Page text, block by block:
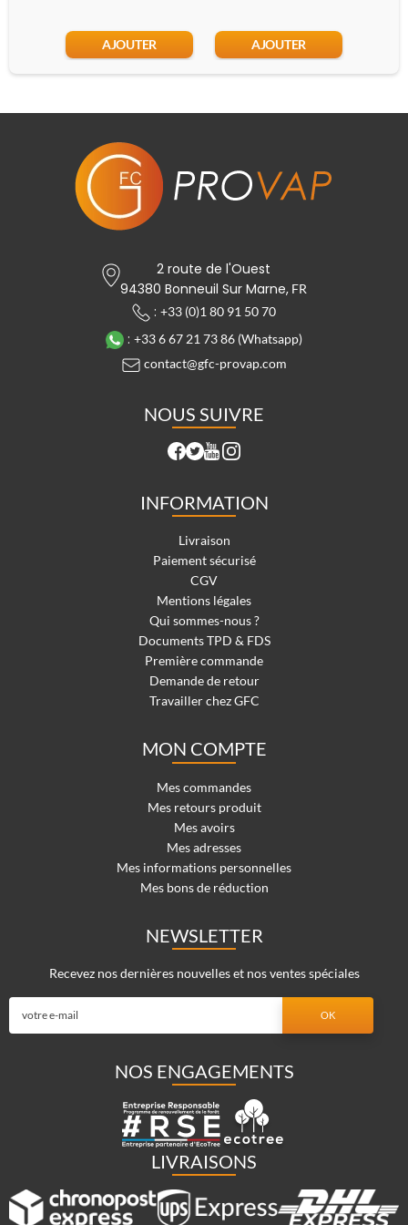
AJOUTER AJOUTER
2 route de l'Ouest
94380 Bonneuil Sur Marne,FR
: +33 (0)1 80 91 50 70
: +33 6 67 21 73 86 (Whatsapp)
contact@gfc-provap.com
NOUS SUIVRE
INFORMATION
Livraison
Paiement sécurisé
CGV
Mentions légales
Qui sommes-nous ?
Documents TPD & FDS
Première commande
Demande de retour
Travailler chez GFC
MON COMPTE
Mes commandes
Mes retours produit
Mes avoirs
Mes adresses
Mes informations personnelles
Mes bons de réduction
NEWSLETTER
Recevez nos dernières nouvelles et nos ventes spéciales
NOS ENGAGEMENTS
LIVRAISONS